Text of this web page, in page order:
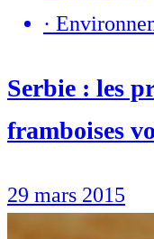
·
Serbie : les
framboises
29 mars 2015